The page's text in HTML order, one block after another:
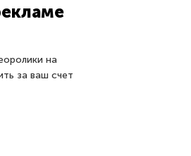
на
за ваш счет